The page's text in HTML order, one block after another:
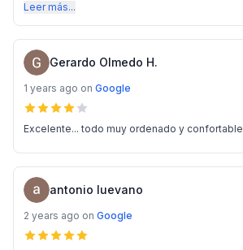
Leer más...
Gerardo Olmedo H.
1 years ago on Google
Excelente... todo muy ordenado y confortable
antonio luevano
2 years ago on Google